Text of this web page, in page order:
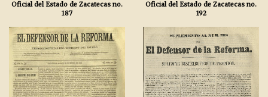
Oficial del Estado de Zacatecas no.
187
Oficial del Estado de Zacatecas no.
192